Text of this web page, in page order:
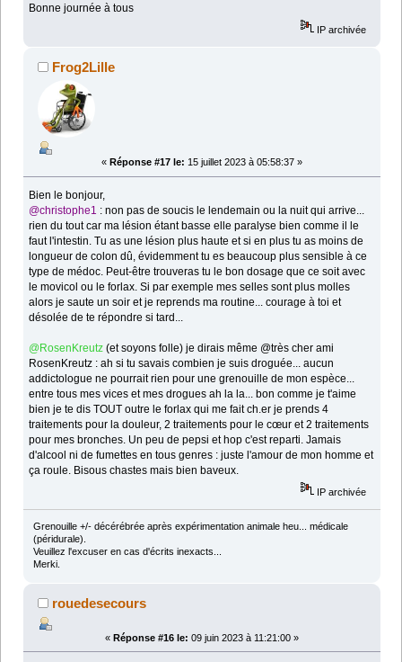
Bonne journée à tous
IP archivée
Frog2Lille
« Réponse #17 le: 15 juillet 2023 à 05:58:37 »
Bien le bonjour,
@christophe1 : non pas de soucis le lendemain ou la nuit qui arrive...
rien du tout car ma lésion étant basse elle paralyse bien comme il le
faut l'intestin. Tu as une lésion plus haute et si en plus tu as moins de
longueur de colon dû, évidemment tu es beaucoup plus sensible à ce
type de médoc. Peut-être trouveras tu le bon dosage que ce soit avec
le movicol ou le forlax. Si par exemple mes selles sont plus molles
alors je saute un soir et je reprends ma routine... courage à toi et
désolée de te répondre si tard...
@RosenKreutz(et soyons folle) je dirais même @très cher ami
RosenKreutz : ah si tu savais combien je suis droguée... aucun
addictologue ne pourrait rien pour une grenouille de mon espèce...
entre tous mes vices et mes drogues ah la la... bon comme je t'aime
bien je te dis TOUT outre le forlax qui me fait ch.er je prends 4
traitements pour la douleur, 2 traitements pour le cœur et 2 traitements
pour mes bronches. Un peu de pepsi et hop c'est reparti. Jamais
d'alcool ni de fumettes en tous genres : juste l'amour de mon homme et
ça roule. Bisous chastes mais bien baveux.
IP archivée
Grenouille +/- décérébrée après expérimentation animale heu... médicale
(péridurale).
Veuillez l'excuser en cas d'écrits inexacts...
Merki.
rouedesecours
« Réponse #16 le: 09 juin 2023 à 11:21:00 »